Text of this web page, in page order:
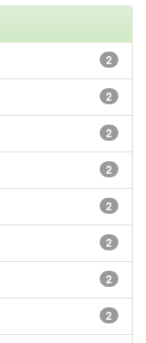
2
2
2
2
2
2
2
2